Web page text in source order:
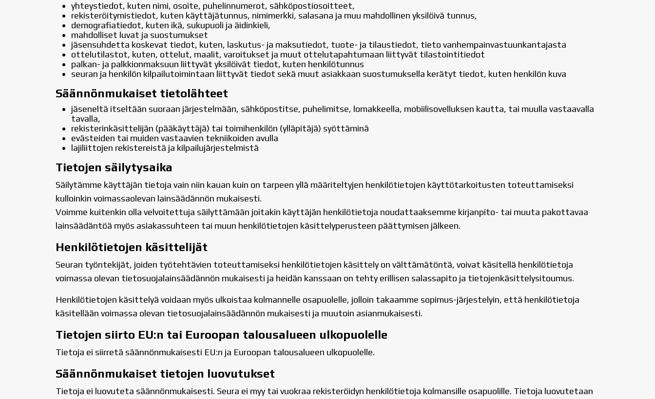
yhteystiedot, kuten nimi, osoite, puhelinnumerot, sähköpostiosoitteet,
rekisteröitymistiedot, kuten käyttäjätunnus, nimimerkki, salasana ja muu mahdollinen yksilöivä tunnus,
demografiatiedot, kuten ikä, sukupuoli ja äidinkieli,
mahdolliset luvat ja suostumukset
jäsensuhdetta koskevat tiedot, kuten, laskutus- ja maksutiedot, tuote- ja tilaustiedot, tieto vanhempainvastuunkantajasta
ottelutilastot, kuten, ottelut, maalit, varoitukset ja muut ottelutapahtumaan liittyvät tilastointitiedot
palkan- ja palkkionmaksuun liittyvät yksilöivät tiedot, kuten henkilötunnus
seuran ja henkilön kilpailutoimintaan liittyvät tiedot sekä muut asiakkaan suostumuksella kerätyt tiedot, kuten henkilön kuva
Säännönmukaiset tietolähteet
jäseneltä itseltään suoraan järjestelmään, sähköpostitse, puhelimitse, lomakkeella, mobiilisovelluksen kautta, tai muulla vastaavalla
tavalla,
rekisterinkäsittelijän (pääkäyttäjä) tai toimihenkilön (ylläpitäjä) syöttäminä
evästeiden tai muiden vastaavien tekniikoiden avulla
lajiliittojen rekistereistä ja kilpailujärjestelmistä
Tietojen säilytysaika
Säilytämme käyttäjän tietoja vain niin kauan kuin on tarpeen yllä määriteltyjen henkilötietojen käyttötarkoitusten toteuttamiseksi
kulloinkin voimassaolevan lainsäädännön mukaisesti.
Voimme kuitenkin olla velvoitettuja säilyttämään joitakin käyttäjän henkilötietoja noudattaaksemme kirjanpito- tai muuta pakottavaa
lainsäädäntöä myös asiakassuhteen tai muun henkilötietojen käsittelyperusteen päättymisen jälkeen.
Henkilötietojen käsittelijät
Seuran työntekijät, joiden työtehtävien toteuttamiseksi henkilötietojen käsittely on välttämätöntä, voivat käsitellä henkilötietoja
voimassa olevan tietosuojalainsäädännön mukaisesti ja heidän kanssaan on tehty erillisen salassapito ja tietojenkäsittelysitoumus.
Henkilötietojen käsittelyä voidaan myös ulkoistaa kolmannelle osapuolelle, jolloin takaamme sopimus-järjestelyin, että henkilötietoja
käsitellään voimassa olevan tietosuojalainsäädännön mukaisesti ja muutoin asianmukaisesti.
Tietojen siirto EU:n tai Euroopan talousalueen ulkopuolelle
Tietoja ei siirretä säännönmukaisesti EU:n ja Euroopan talousalueen ulkopuolelle.
Säännönmukaiset tietojen luovutukset
Tietoja ei luovuteta säännönmukaisesti. Seura ei myy tai vuokraa rekisteröidyn henkilötietoja kolmansille osapuolille. Tietoja luovutetaan